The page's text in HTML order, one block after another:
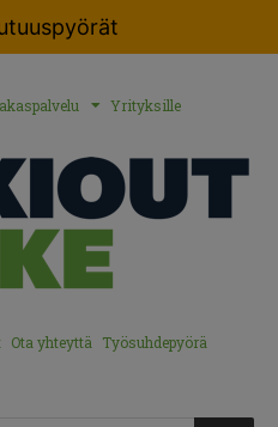
Yrityksille
Ota yhteyttä Työsuhdepyörä